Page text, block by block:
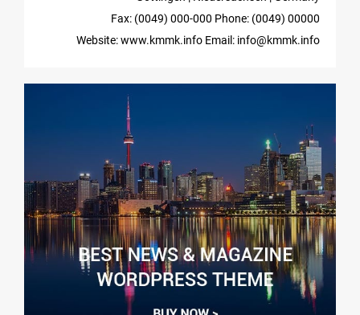
Phone: (0049) 00000
Fax: (0049) 000-000
Email: info@kmmk.info
Website: www.kmmk.info